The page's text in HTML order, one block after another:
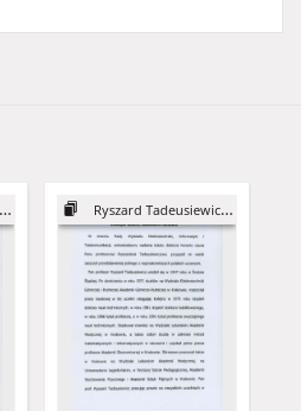
Ryszard Tadeusiewicz - DHC